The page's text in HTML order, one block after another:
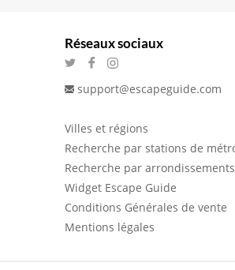
Réseaux sociaux
support@escapeguide.com
Villes et régions
Recherche par stations de
Recherche par arrondissements
Widget Escape Guide
Conditions Générales de vente
Mentions légales